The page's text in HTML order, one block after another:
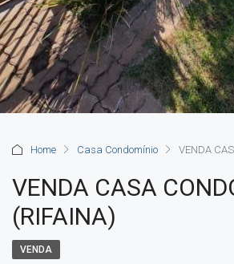
Home Casa Condomínio VENDA
VENDA CASA
(RIFAINA)
VENDA